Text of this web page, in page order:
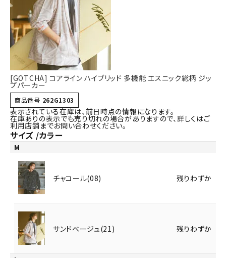
詳しい条件から探す
[GOTCHA] コアライン ハイブリッド 多機能 エスニック総柄 ジッ
プパーカー
商品番号 262G1303
表示されている在庫は、前日時点の情報になります。
在庫ありの表示でも売り切れの場合がありますので、詳しくはご
利用店舗までお問い合わせください。
サイズ カラー
M
チャコール(08) 残りわずか
サンドベージュ(21) 残りわずか